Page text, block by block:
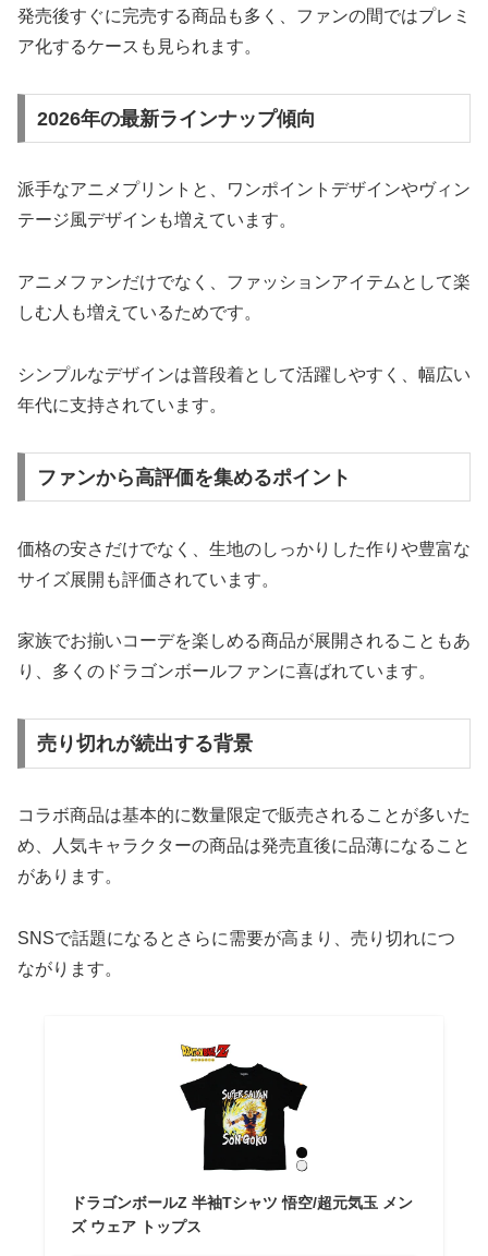
発売後すぐに完売する商品も多く、ファンの間ではプレミ
ア化するケースも見られます。
2026年の最新ラインナップ傾向
派手なアニメプリントと、ワンポイントデザインやヴィン
テージ風デザインも増えています。
アニメファンだけでなく、ファッションアイテムとして楽
しむ人も増えているためです。
シンプルなデザインは普段着として活躍しやすく、幅広い
年代に支持されています。
ファンから高評価を集めるポイント
価格の安さだけでなく、生地のしっかりした作りや豊富な
サイズ展開も評価されています。
家族でお揃いコーデを楽しめる商品が展開されることもあ
り、多くのドラゴンボールファンに喜ばれています。
売り切れが続出する背景
コラボ商品は基本的に数量限定で販売されることが多いた
め、人気キャラクターの商品は発売直後に品薄になること
があります。
SNSで話題になるとさらに需要が高まり、売り切れにつ
ながります。
ドラゴンボールZ 半袖Tシャツ 悟空/超元気玉 メン
ズ ウェア トップス